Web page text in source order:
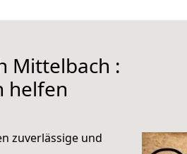
Mittelbach :
helfen
zuverlässige und